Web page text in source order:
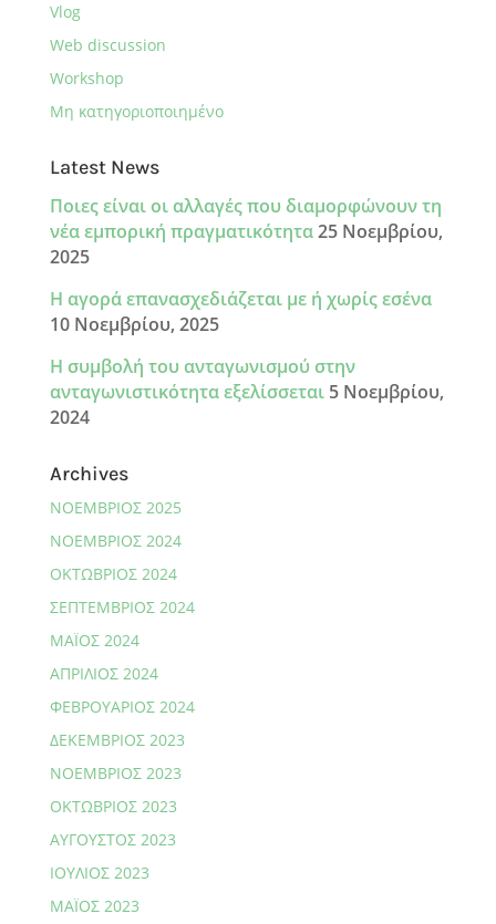
Vlog
Web discussion
Workshop
Μη κατηγοριοποιημένο
Latest News
Ποιες είναι οι αλλαγές που διαμορφώνουν τη
νέα εμπορική πραγματικότητα25 Νοεμβρίου,
2025
Η αγορά επανασχεδιάζεται με ή χωρίς εσένα
10 Νοεμβρίου, 2025
Η συμβολή του ανταγωνισμού στην
ανταγωνιστικότητα εξελίσσεται 5 Νοεμβρίου,
2024
Archives
ΝΟΈΜΒΡΙΟΣ 2025
ΝΟΈΜΒΡΙΟΣ 2024
ΟΚΤΏΒΡΙΟΣ 2024
ΣΕΠΤΈΜΒΡΙΟΣ 2024
ΜΆΙΟΣ 2024
ΑΠΡΊΛΙΟΣ 2024
ΦΕΒΡΟΥΆΡΙΟΣ 2024
ΔΕΚΈΜΒΡΙΟΣ 2023
ΝΟΈΜΒΡΙΟΣ 2023
ΟΚΤΏΒΡΙΟΣ 2023
ΑΎΓΟΥΣΤΟΣ 2023
ΙΟΎΛΙΟΣ 2023
ΜΆΙΟΣ 2023